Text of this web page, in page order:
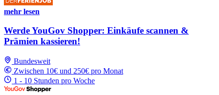
mehr lesen
Werde YouGov Shopper: Einkäufe scannen &
Prämien kassieren!
Bundesweit
Zwischen 10€ und 250€ pro Monat
1 - 10 Stunden pro Woche